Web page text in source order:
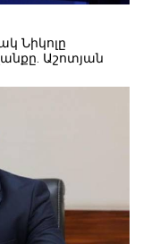
Նիկոլը
Աշոտյան